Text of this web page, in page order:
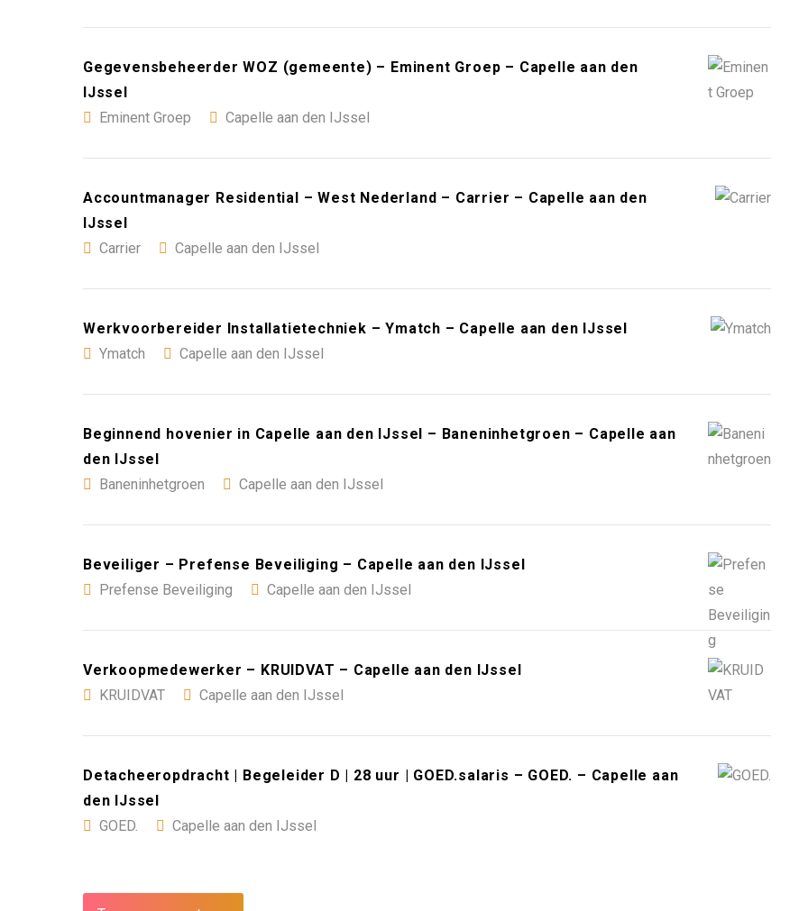
Gegevensbeheerder WOZ (gemeente) – Eminent Groep – Capelle aan den
IJssel
Eminent Groep
Capelle aan den IJssel
Accountmanager Residential – West Nederland – Carrier – Capelle aan den
IJssel
Carrier
Capelle aan den IJssel
Werkvoorbereider Installatietechniek – Ymatch – Capelle aan den IJssel
Ymatch
Capelle aan den IJssel
Beginnend hovenier in Capelle aan den IJssel – Baneninhetgroen – Capelle aan
den IJssel
Baneninhetgroen
Capelle aan den IJssel
Beveiliger – Prefense Beveiliging – Capelle aan den IJssel
Prefense Beveiliging
Capelle aan den IJssel
Verkoopmedewerker – KRUIDVAT – Capelle aan den IJssel
KRUIDVAT
Capelle aan den IJssel
Detacheeropdracht | Begeleider D | 28 uur | GOED.salaris – GOED. – Capelle aan
den IJssel
GOED.
Capelle aan den IJssel